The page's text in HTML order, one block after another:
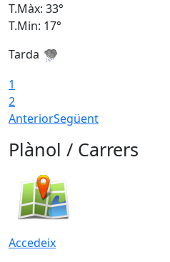
T.Màx: 33°
T.Min: 17°
Tarda
1
2
AnteriorSegüent
Plànol / Carrers
Accedeix